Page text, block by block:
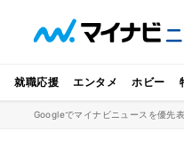
就職応援 エンタメ ホビー
Googleでマイナビニュースを優先